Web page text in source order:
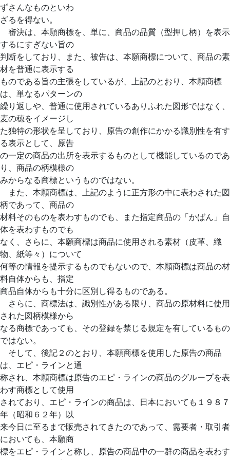
ずさんなものといわ
ざるを得ない。
審決は、本願商標を、単に、商品の品質（型押し柄）を表示
するにすぎない旨の
判断をしており、また、被告は、本願商標について、商品の素
材を普通に表示する
ものである旨の主張をしているが、上記のとおり、本願商標
は、単なるパターンの
繰り返しや、普通に使用されているありふれた図形ではなく、
麦の穂をイメージし
た独特の形状を呈しており、原告の創作にかかる識別性を有す
る表示として、原告
の一定の商品の出所を表示するものとして機能しているのであ
り、商品の柄模様の
みからなる商標というものではない。
また、本願商標は、上記のように正方形の中に表わされた図
柄であって、商品の
材料そのものを表わすものでも、また指定商品の「かばん」自
体を表わすものでも
なく、さらに、本願商標は商品に使用される素材（皮革、織
物、紙等々）について
何等の情報を提示するものでもないので、本願商標は商品の材
料自体からも、指定
商品自体からも十分に区別し得るものである。
さらに、商標法は、識別性がある限り、商品の原材料に使用
された図柄模様から
なる商標であっても、その登録を禁じる規定を有しているもの
ではない。
そして、後記２のとおり、本願商標を使用した原告の商品
は、エピ・ラインと通
称され、本願商標は原告のエピ・ラインの商品のグループを表
わす商標として使用
されており、エピ・ラインの商品は、日本においても１９８７
年（昭和６２年）以
来今日に至るまで販売されてきたのであって、需要者・取引者
においても、本願商
標をエピ・ラインと称し、原告の商品中の一群の商品を表わす